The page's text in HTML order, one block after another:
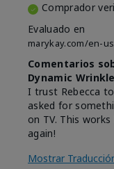
Comprador
Evaluado en
marykay.com/en-
Comentarios
Dynamic
I trust Rebecca
asked for
on TV. This
again!
Mostrar